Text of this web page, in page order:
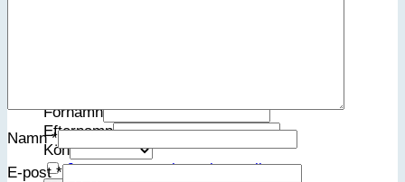
Förnamn
Efternamn
Kön
Jag accepterar integritetspolicyn
Namn*
E-post*